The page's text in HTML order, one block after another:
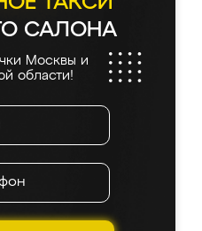
САЛОНА
Москвы и
области!